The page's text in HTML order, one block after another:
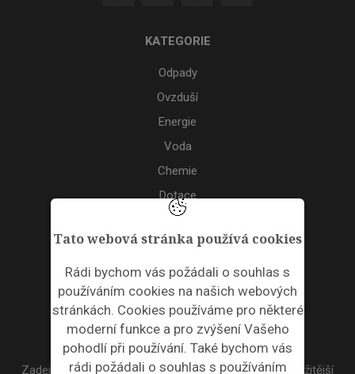
Tato webová stránka používá cookies
Rádi bychom vás požádali o souhlas s
používáním cookies na našich webových
stránkách. Cookies používáme pro některé
moderní funkce a pro zvýšení Vašeho
pohodlí při používání. Také bychom vás
rádi požádali o souhlas s používáním
KATEGORIE
Odpady
Ovzduší
Energie
Voda
Chemie
Dotace
Akce
ODPADNÍ PLASTY
NEWSLETTER
Zadejte váš email a my Vám budeme zasílat ty nejdůležitější